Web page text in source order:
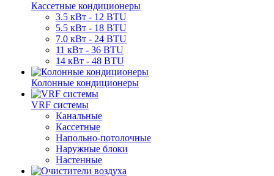
Кассетные кондиционеры
3.5 кВт - 12 BTU
5.5 кВт - 18 BTU
7.0 кВт - 24 BTU
11 кВт - 36 BTU
14 кВт - 48 BTU
Колонные кондиционеры
VRF системы
Канальные
Кассетные
Напольно-потолочные
Наружные блоки
Настенные